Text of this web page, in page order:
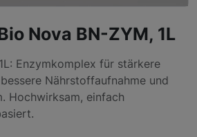
Nova BN-ZYM, 1L
Enzymkomplex für stärkere
Nährstoffaufnahme und
Hochwirksam, einfach